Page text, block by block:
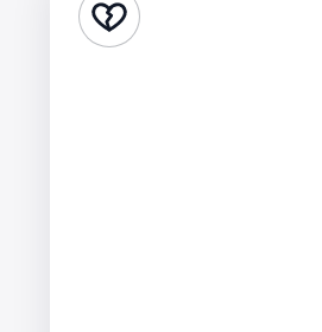
Стендап